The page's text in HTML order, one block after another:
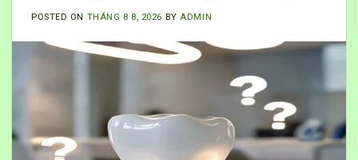
POSTED ON THÁNG 8 8, 2026 BYADMIN